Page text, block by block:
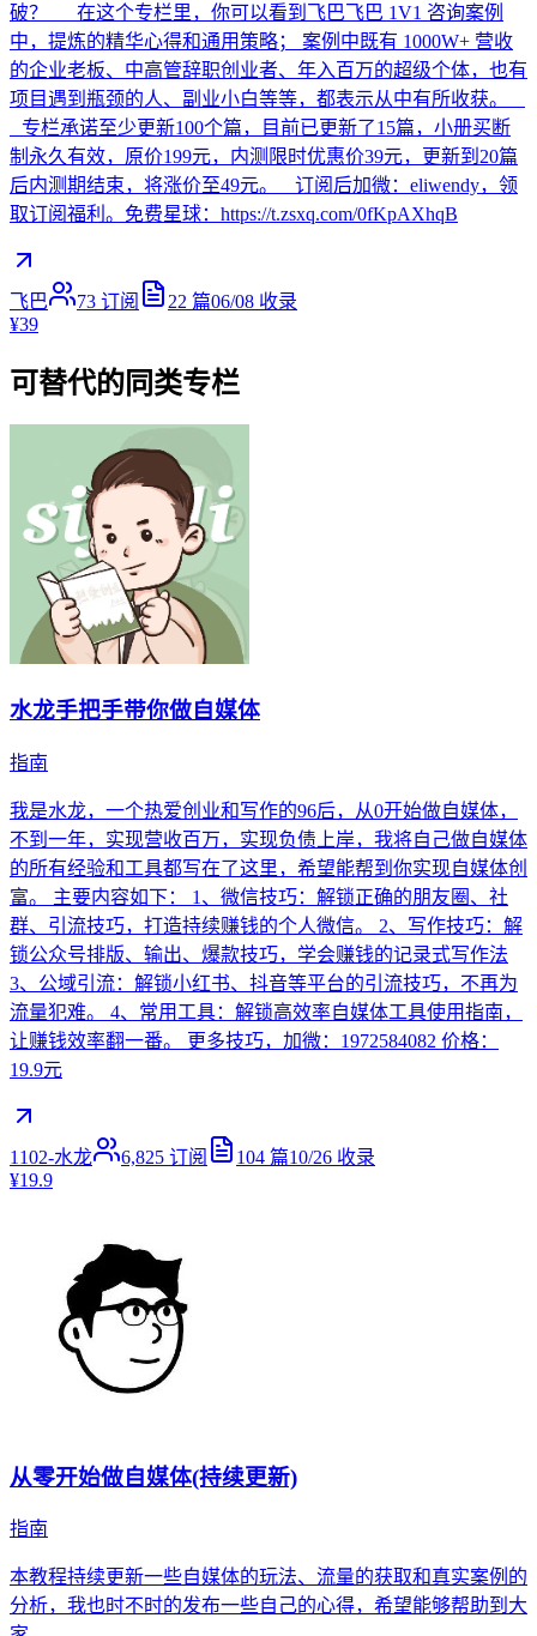
破？ 在这个专栏里，你可以看到飞巴飞巴 1V1 咨询案例
中，提炼的精华心得和通用策略； 案例中既有 1000W+ 营收
的企业老板、中高管辞职创业者、年入百万的超级个体，也有
项目遇到瓶颈的人、副业小白等等，都表示从中有所收获。
专栏承诺至少更新100个篇，目前已更新了15篇，小册买断
制永久有效，原价199元，内测限时优惠价39元，更新到20篇
后内测期结束，将涨价至49元。 订阅后加微：eliwendy，领
取订阅福利。免费星球：https://t.zsxq.com/0fKpAXhqB
飞巴 73 订阅 22 篇06/08 收录
¥39
可替代的同类专栏
水龙手把手带你做自媒体
指南
我是水龙，一个热爱创业和写作的96后，从0开始做自媒体，
不到一年，实现营收百万，实现负债上岸，我将自己做自媒体
的所有经验和工具都写在了这里，希望能帮到你实现自媒体创
富。 主要内容如下： 1、微信技巧：解锁正确的朋友圈、社
群、引流技巧，打造持续赚钱的个人微信。 2、写作技巧：解
锁公众号排版、输出、爆款技巧，学会赚钱的记录式写作法
3、公域引流：解锁小红书、抖音等平台的引流技巧，不再为
流量犯难。 4、常用工具：解锁高效率自媒体工具使用指南，
让赚钱效率翻一番。 更多技巧，加微：1972584082 价格：
19.9元
1102-水龙 6,825 订阅 104 篇10/26 收录
¥19.9
从零开始做自媒体(持续更新)
指南
本教程持续更新一些自媒体的玩法、流量的获取和真实案例的
分析，我也时不时的发布一些自己的心得，希望能够帮助到大